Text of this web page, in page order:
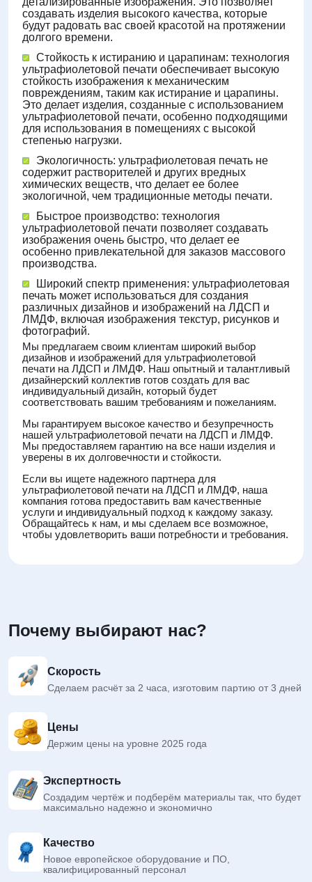
создавать изделия высокого качества, которые
будут радовать вас своей красотой на протяжении
долгого времени.
Стойкость к истиранию и царапинам: технология
ультрафиолетовой печати обеспечивает высокую
стойкость изображения к механическим
повреждениям, таким как истирание и царапины.
Это делает изделия, созданные с использованием
ультрафиолетовой печати, особенно подходящими
для использования в помещениях с высокой
степенью нагрузки.
Экологичность: ультрафиолетовая печать не
содержит растворителей и других вредных
химических веществ, что делает ее более
экологичной, чем традиционные методы печати.
Быстрое производство: технология
ультрафиолетовой печати позволяет создавать
изображения очень быстро, что делает ее
особенно привлекательной для заказов массового
производства.
Широкий спектр применения: ультрафиолетовая
печать может использоваться для создания
различных дизайнов и изображений на ЛДСП и
ЛМДФ, включая изображения текстур, рисунков и
фотографий.
Мы предлагаем своим клиентам широкий выбор
дизайнов и изображений для ультрафиолетовой
печати на ЛДСП и ЛМДФ. Наш опытный и талантливый
дизайнерский коллектив готов создать для вас
индивидуальный дизайн, который будет
соответствовать вашим требованиям и пожеланиям.
Мы гарантируем высокое качество и безупречность
нашей ультрафиолетовой печати на ЛДСП и ЛМДФ.
Мы предоставляем гарантию на все наши изделия и
уверены в их долговечности и стойкости.
Если вы ищете надежного партнера для
ультрафиолетовой печати на ЛДСП и ЛМДФ, наша
компания готова предоставить вам качественные
услуги и индивидуальный подход к каждому заказу.
Обращайтесь к нам, и мы сделаем все возможное,
чтобы удовлетворить ваши потребности и требования.
Почему выбирают нас?
Скорость
Сделаем расчёт за 2 часа, изготовим партию от 3 дней
Цены
Держим цены на уровне 2025 года
Экспертность
Создадим чертёж и подберём материалы так, что будет
максимально надежно и экономично
Качество
Новое европейское оборудование и ПО,
квалифицированный персонал